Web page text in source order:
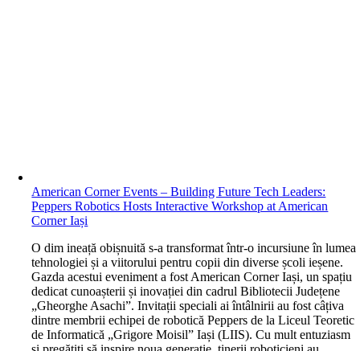
American Corner Events – Building Future Tech Leaders:
Peppers Robotics Hosts Interactive Workshop at American
Corner Iași
O dim ineață obișnuită s-a transformat într-o incursiune în lumea
tehnologiei și a viitorului pentru copii din diverse școli ieșene.
Gazda acestui eveniment a fost American Corner Iași, un spațiu
dedicat cunoașterii și inovației din cadrul Bibliotecii Județene
„Gheorghe Asachi”. Invitații speciali ai întâlnirii au fost câțiva
dintre membrii echipei de robotică Peppers de la Liceul Teoretic
de Informatică „Grigore Moisil” Iași (LIIS). Cu mult entuziasm